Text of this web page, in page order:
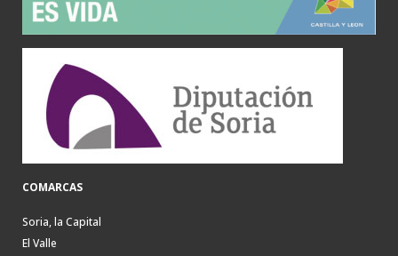
COMARCAS
Soria, la Capital
El Valle